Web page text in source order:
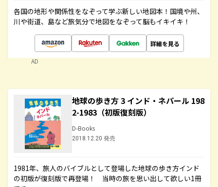
各国の地形や関係性をなぞって学ぶ新しい地図本！国境や州、
川や街道、島など旅気分で地図をなぞって脳もイキイキ！
詳細を見る
AD
地球の歩き方 3 インド・ネパール 198
2-1983（初版復刻版）
D-Books
2018.12.20 発売
1981年、旅人のバイブルとして登場した地球の歩き方インド
の初版が復刻版で再登場！ 当時の旅を思い出して欲しい1冊